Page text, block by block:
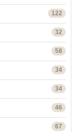
122
32
58
34
34
46
67